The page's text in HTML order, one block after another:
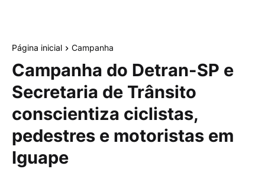
Página inicial Campanha
Campanha do Detran-SP e
Secretaria de Trânsito
conscientiza ciclistas,
pedestres e motoristas em
Iguape